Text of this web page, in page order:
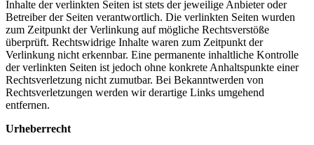
Inhalte der verlinkten Seiten ist stets der jeweilige Anbieter oder
Betreiber der Seiten verantwortlich. Die verlinkten Seiten wurden
zum Zeitpunkt der Verlinkung auf mögliche Rechtsverstöße
überprüft. Rechtswidrige Inhalte waren zum Zeitpunkt der
Verlinkung nicht erkennbar. Eine permanente inhaltliche Kontrolle
der verlinkten Seiten ist jedoch ohne konkrete Anhaltspunkte einer
Rechtsverletzung nicht zumutbar. Bei Bekanntwerden von
Rechtsverletzungen werden wir derartige Links umgehend
entfernen.
Urheberrecht